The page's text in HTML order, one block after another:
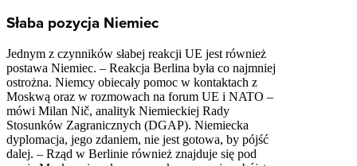
Słaba pozycja Niemiec
Jednym z czynników słabej reakcji UE jest również
postawa Niemiec. – Reakcja Berlina była co najmniej
ostrożna. Niemcy obiecały pomoc w kontaktach z
Moskwą oraz w rozmowach na forum UE i NATO –
mówi Milan Nič, analityk Niemieckiej Rady
Stosunków Zagranicznych (DGAP). Niemiecka
dyplomacja, jego zdaniem, nie jest gotowa, by pójść
dalej. – Rząd w Berlinie również znajduje się pod